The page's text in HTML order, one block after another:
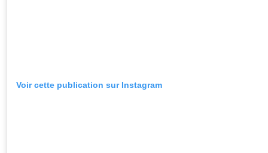
Voir cette publication sur Instagram